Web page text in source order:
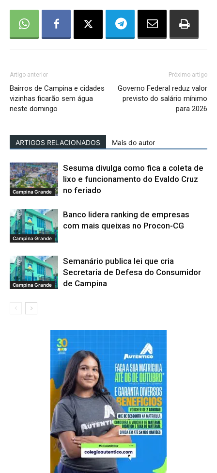
Artigo anterior
Bairros de Campina e cidades
vizinhas ficarão sem água
neste domingo
Próximo artigo
Governo Federal reduz valor
previsto do salário mínimo
para 2026
ARTIGOS RELACIONADOS Mais do autor
Campina Grande
Sesuma divulga como fica a coleta de
lixo e funcionamento do Evaldo Cruz
no feriado
Campina Grande
Banco lidera ranking de empresas
com mais queixas no Procon-CG
Campina Grande
Semanário publica lei que cria
Secretaria de Defesa do Consumidor
de Campina